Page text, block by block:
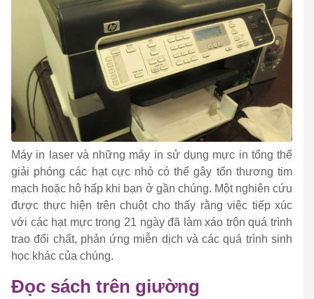
Máy in laser và những máy in sử dụng mực in tổng thể
giải phóng các hạt cực nhỏ có thể gây tổn thương tim
mạch hoặc hô hấp khi bạn ở gần chúng. Một nghiên cứu
được thực hiện trên chuột cho thấy rằng việc tiếp xúc
với các hạt mực trong 21 ngày đã làm xáo trộn quá trình
trao đổi chất, phản ứng miễn dịch và các quá trình sinh
học khác của chúng.
Đọc sách trên giường